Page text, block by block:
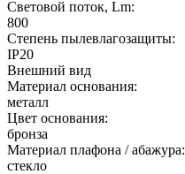
Световой поток, Lm:
800
Степень пылевлагозащиты:
IP20
Внешний вид
Материал основания:
металл
Цвет основания:
бронза
Материал плафона / абажура:
стекло